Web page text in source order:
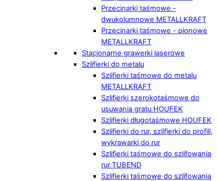
Przecinarki taśmowe -
dwukolumnowe METALLKRAFT
Przecinarki taśmowe - pionowe
METALLKRAFT
Stacjonarne grawerki laserowe
Szlifierki do metalu
Szlifierki taśmowe do metalu
METALLKRAFT
Szlifierki szerokotaśmowe do
usuwania gratu HOUFEK
Szlifierki długotaśmowe HOUFEK
Szlifierki do rur, szlifierki do profili,
wykrawarki do rur
Szlifierki taśmowe do szlifowania
rur TUBEND
Szlifierki taśmowe do szlifowania